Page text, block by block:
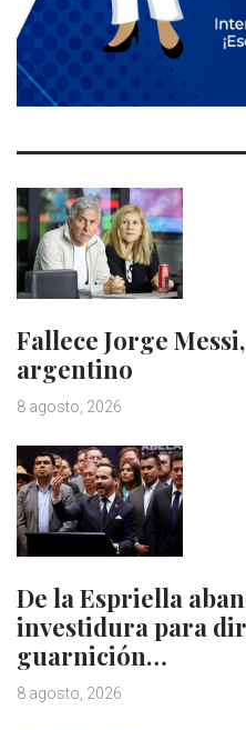
Fallece Jorge
argentino
8 agosto, 2026
De la Espriella
investidura para
guarnición…
8 agosto, 2026